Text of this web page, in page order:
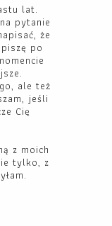
lat.
pytanie
że
po
ale też
jeśli
Cię
z moich
tylko, z